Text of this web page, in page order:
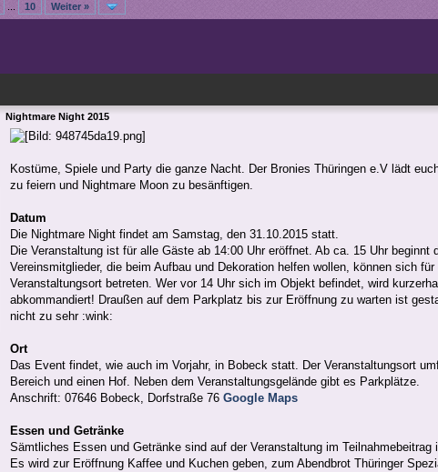
10 Weiter »
Nightmare Night 2015
Kostüme, Spiele und Party die ganze Nacht. Der Bronies Thüringen e.V lädt
zu feiern und Nightmare Moon zu besänftigen.
Datum
Die Nightmare Night findet am Samstag, den 31.10.2015 statt.
Die Veranstaltung ist für alle Gäste ab 14:00 Uhr eröffnet. Ab ca. 15 Uhr beginnt
Vereinsmitglieder, die beim Aufbau und Dekoration helfen wollen, können sich
Veranstaltungsort betreten. Wer vor 14 Uhr sich im Objekt befindet, wird
abkommandiert! Draußen auf dem Parkplatz bis zur Eröffnung zu warten ist
nicht zu sehr :wink:
Ort
Das Event findet, wie auch im Vorjahr, in Bobeck statt. Der Veranstaltungsort
Bereich und einen Hof. Neben dem Veranstaltungsgelände gibt es Parkplätze.
Anschrift: 07646 Bobeck, Dorfstraße 76 Google Maps
Essen und Getränke
Sämtliches Essen und Getränke sind auf der Veranstaltung im Teilnahmebeitrag
Es wird zur Eröffnung Kaffee und Kuchen geben, zum Abendbrot Thüringer